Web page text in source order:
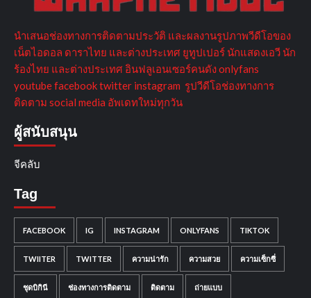
นำเสนอช่องทางการติดตามประวัติ และผลงานรูปภาพวีดีโอของ
เน็ตไอดอล ดาราไทย และต่างประเทศ ยูทูปเปอร์ นักแสดงเอวี นัก
ร้องไทย และต่างประเทศ อินฟลูเอนเซอร์คนดัง onlyfans
youtube facebook twitter instagram รูปวีดีโอช่องทางการ
ติดตาม social media อัพเดทใหม่ทุกวัน
ผู้สนับสนุน
จีคลับ
Tag
FACEBOOK IG INSTAGRAM ONLYFANS TIKTOK
TWIITER TWITTER ความน่ารัก ความสวย ความเซ็กซี่
ชุดบิกินี ช่องทางการติดตาม ติดตาม ถ่ายแบบ